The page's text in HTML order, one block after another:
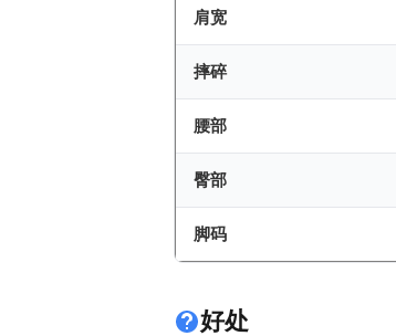
肩宽
摔碎
腰部
臀部
脚码
好处